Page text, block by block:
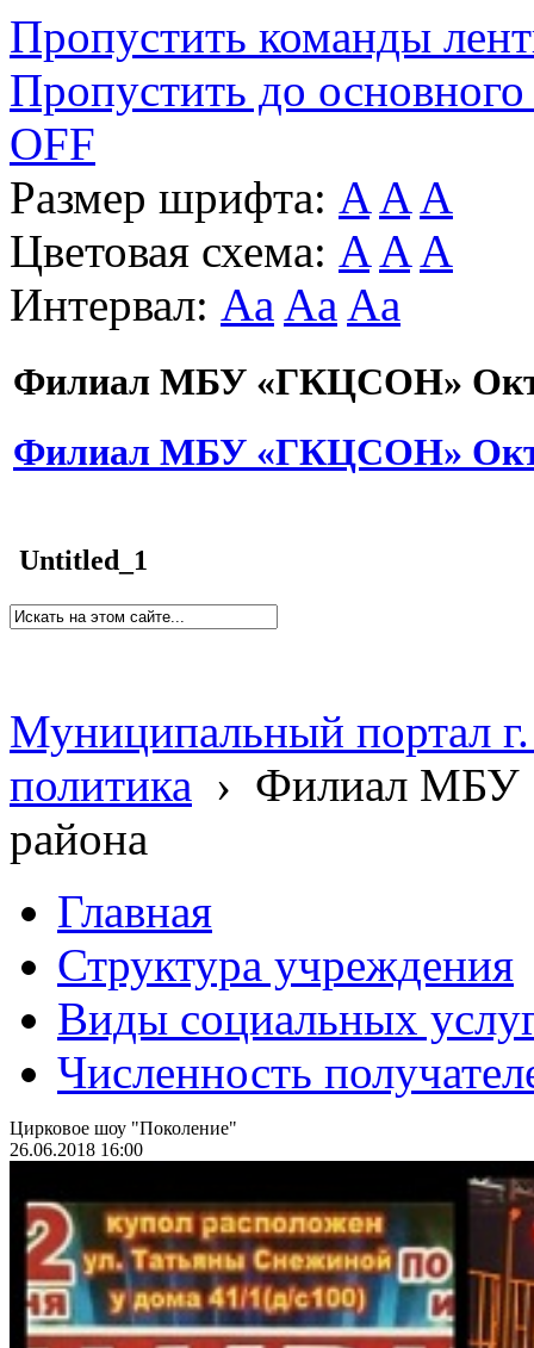
Пропустить команды
Пропустить до основного
OFF
Размер шрифта: A A A
Цветовая схема: A A A
Интервал: Aa Aa Aa
Филиал МБУ «ГКЦСОН»
Филиал МБУ «ГКЦСОН»
Untitled_1
Муниципальный портал
политика › Филиал МБУ
района
Главная
Структура учреждения
Виды социальных
Численность
Цирковое шоу "Поколение"
26.06.2018 16:00